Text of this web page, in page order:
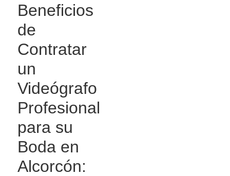
Beneficios
de
Contratar
un
Videógrafo
Profesional
para su
Boda en
Alcorcón: